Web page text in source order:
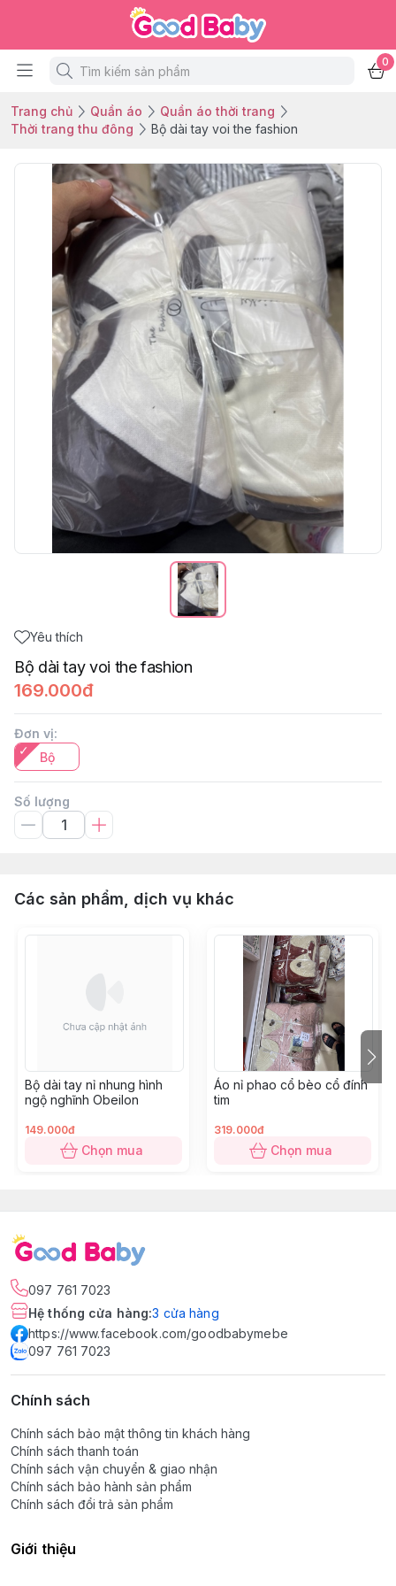
0
Trang chủ Quần áo
Quần áo thời trang
Thời trang thu đông
Bộ dài tay voi the fashion
Yêu thích
Bộ dài tay voi the fashion
169.000đ
Đơn vị:
Bộ
Số lượng
Các sản phẩm, dịch vụ khác
Bộ dài tay nỉ nhung hình
ngộ nghĩnh Obeilon
149.000đ
Chọn mua
Áo nỉ phao cổ bèo cổ đính
tim
319.000đ
Chọn mua
097 761 7023
Hệ thống cửa hàng:3 cửa hàng
https://www.facebook.com/goodbabymebe
097 761 7023
Chính sách
Chính sách bảo mật thông tin khách hàng
Chính sách thanh toán
Chính sách vận chuyển & giao nhận
Chính sách bảo hành sản phẩm
Chính sách đổi trả sản phẩm
Giới thiệu